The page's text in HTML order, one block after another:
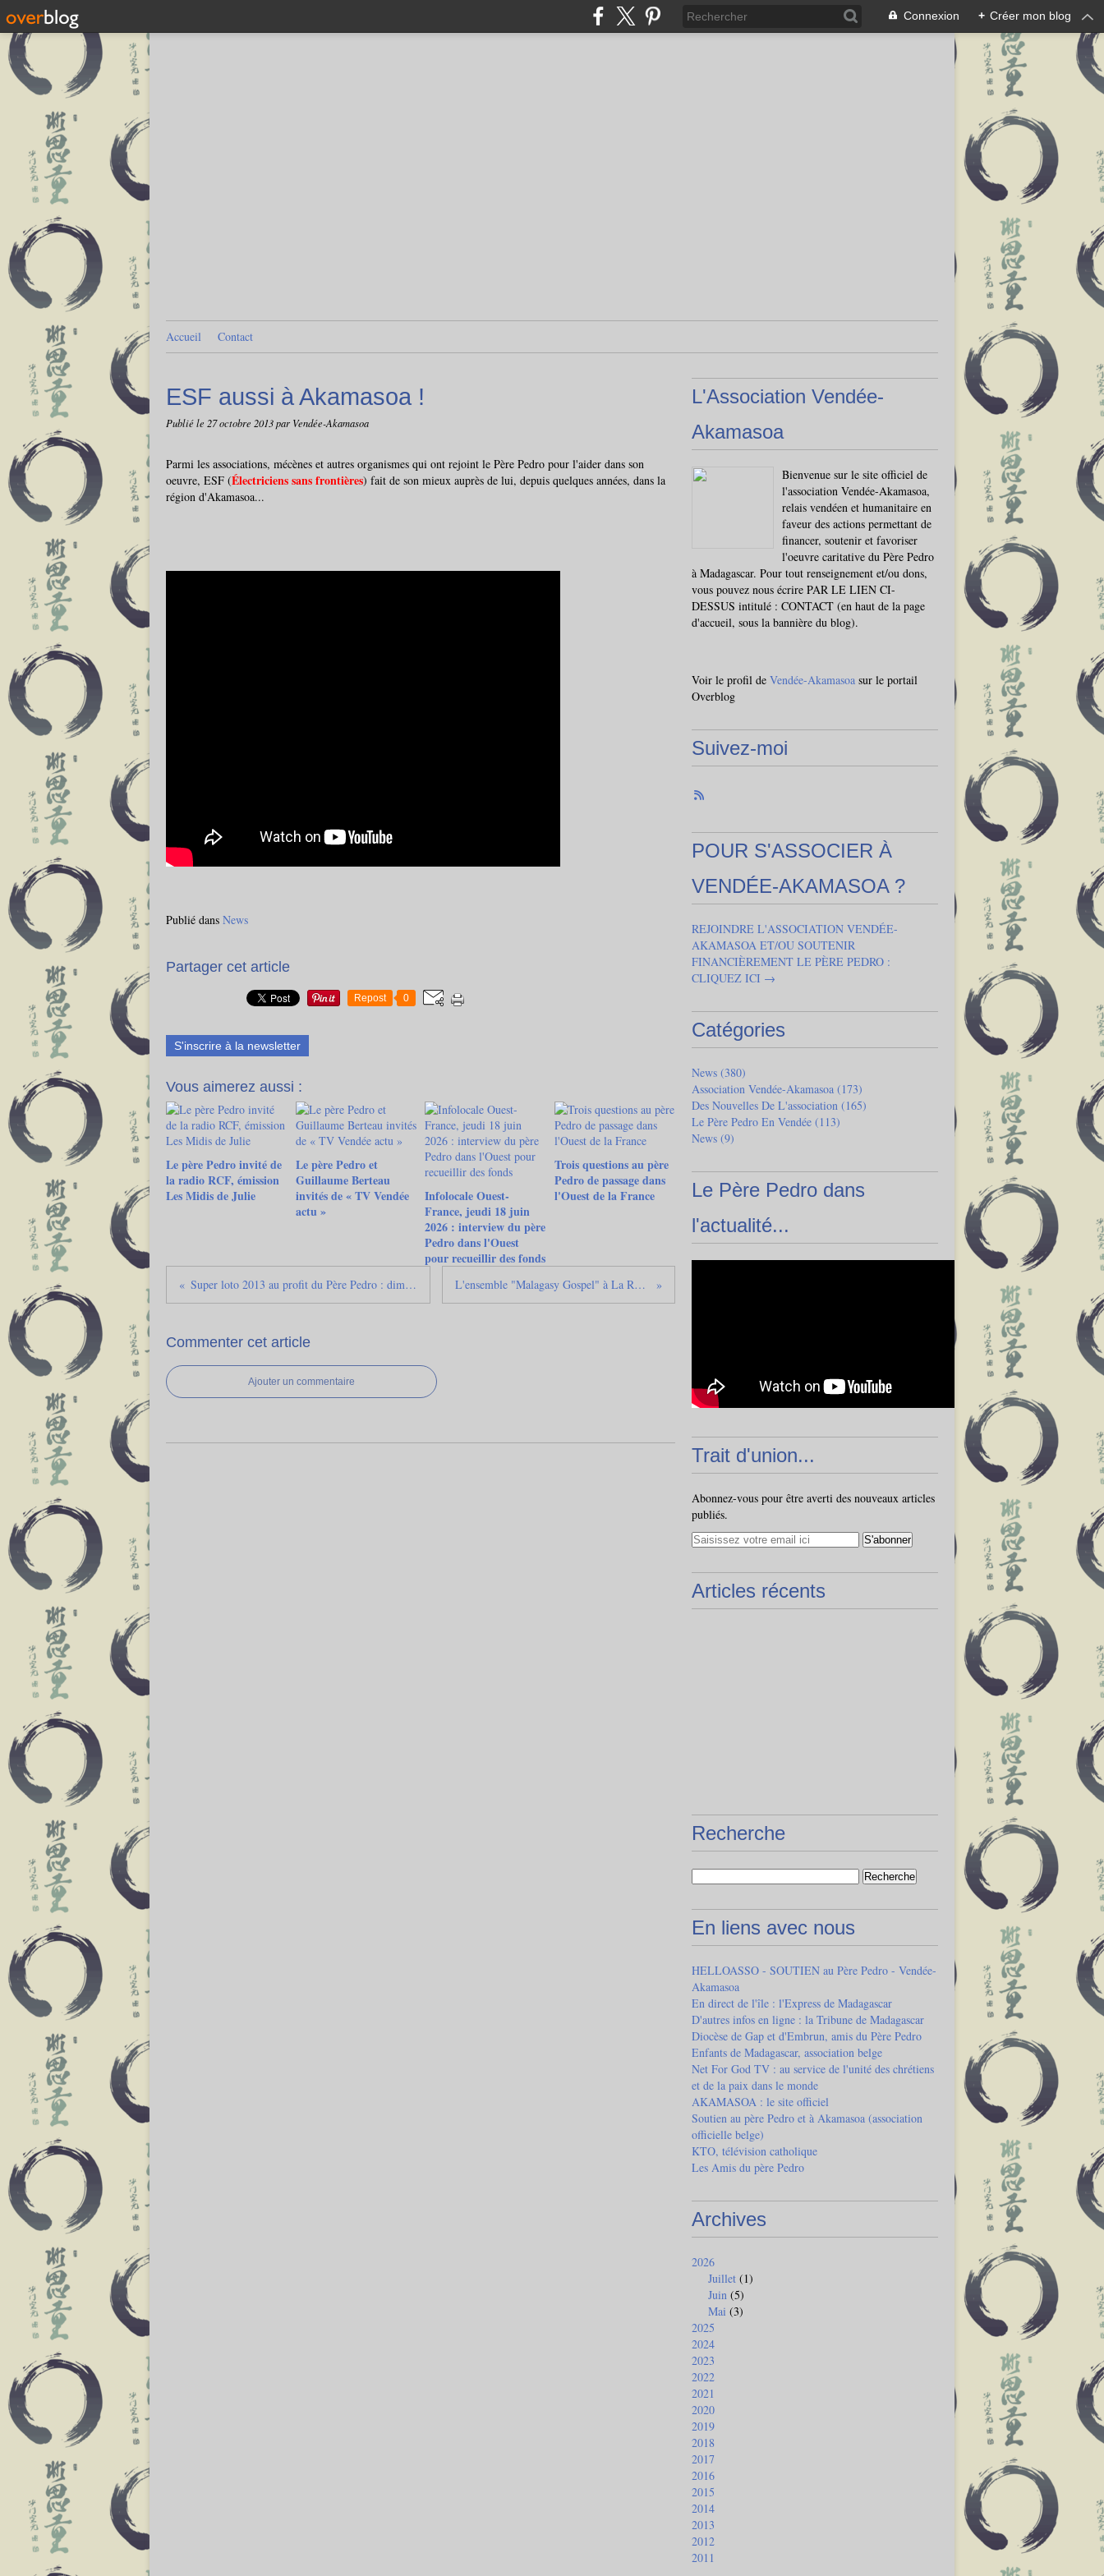
Connexion + Créer mon blog
Accueil Contact
ESF aussi à Akamasoa !
Publié le 27 octobre 2013par Vendée-Akamasoa
Parmi les associations, mécènes et autres organismes qui ont rejoint le Père Pedro pour l'aider dans son
oeuvre, ESF (Électriciens sans frontières) fait de son mieux auprès de lui, depuis quelques années, dans la
région d'Akamasoa...
Publié dans News
Partager cet article
Repost 0
S'inscrire à la newsletter
Vous aimerez aussi :
Le père Pedro invité de
la radio RCF, émission
Les Midis de Julie
Le père Pedro et
Guillaume Berteau
invités de « TV Vendée
actu »
Infolocale Ouest-
France, jeudi 18 juin
2026 : interview du père
Pedro dans l'Ouest
pour recueillir des fonds
Trois questions au père
Pedro de passage dans
l'Ouest de la France
Super loto 2013 au profit du Père Pedro : dimanche 13 octobre 2013 au Puy du Fou (Vendée) L'ensemble "Malagasy Gospel" à La Roche-sur-Yon (Vendée) le 8 décembre 2013
Commenter cet article
Ajouter un commentaire
L'Association Vendée-
Akamasoa
Bienvenue sur le site officiel de
l'association Vendée-Akamasoa,
relais vendéen et humanitaire en
faveur des actions permettant de
financer, soutenir et favoriser
l'oeuvre caritative du Père Pedro
à Madagascar. Pour tout renseignement et/ou dons,
vous pouvez nous écrire PAR LE LIEN CI-
DESSUS intitulé : CONTACT (en haut de la page
d'accueil, sous la bannière du blog).
Voir le profil de Vendée-Akamasoa sur le portail
Overblog
Suivez-moi
POUR S'ASSOCIER À
VENDÉE-AKAMASOA ?
REJOINDRE L'ASSOCIATION VENDÉE-
AKAMASOA ET/OU SOUTENIR
FINANCIÈREMENT LE PÈRE PEDRO :
CLIQUEZ ICI →
Catégories
News (380)
Association Vendée-Akamasoa (173)
Des Nouvelles De L'association (165)
Le Père Pedro En Vendée (113)
News (9)
Le Père Pedro dans
l'actualité...
Trait d'union...
Abonnez-vous pour être averti des nouveaux articles
publiés.
Articles récents
Recherche
En liens avec nous
HELLOASSO - SOUTIEN au Père Pedro - Vendée-
Akamasoa
En direct de l'île : l'Express de Madagascar
D'autres infos en ligne : la Tribune de Madagascar
Diocèse de Gap et d'Embrun, amis du Père Pedro
Enfants de Madagascar, association belge
Net For God TV : au service de l'unité des chrétiens
et de la paix dans le monde
AKAMASOA : le site officiel
Soutien au père Pedro et à Akamasoa (association
officielle belge)
KTO, télévision catholique
Les Amis du père Pedro
Archives
2026
Juillet (1)
Juin (5)
Mai (3)
2025
2024
2023
2022
2021
2020
2019
2018
2017
2016
2015
2014
2013
2012
2011